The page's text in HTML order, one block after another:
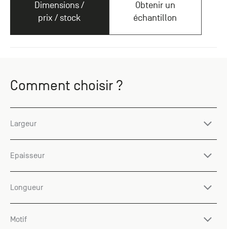
Dimensions /
prix / stock
Obtenir un
échantillon
Comment choisir ?
Largeur
Epaisseur
Longueur
Motif